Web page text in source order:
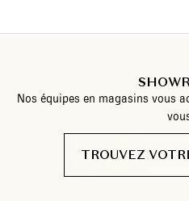
Nos équipes en magasins vous
TROUVEZ